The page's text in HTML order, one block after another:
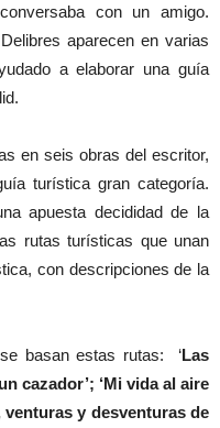
con un amigo.
aparecen en varias
a elaborar una guía
en seis obras del escritor,
turística gran categoría.
apuesta decididad de la
rutas turísticas que unan
con descripciones de la
basan estas rutas: ‘Las
cazador’; ‘Mi vida al aire
venturas y desventuras de